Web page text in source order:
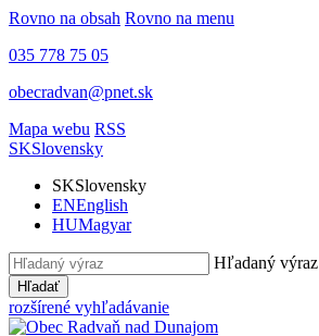
Rovno na obsah Rovno na menu
035 778 75 05
obecradvan@pnet.sk
Mapa webu RSS
SKSlovensky
SKSlovensky
ENEnglish
HUMagyar
Hľadaný výraz
Hľadať
rozšírené vyhľadávanie